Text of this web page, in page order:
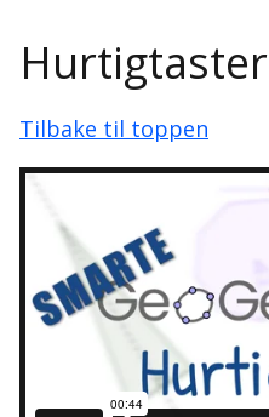
Hurtigtaster
Tilbake til toppen